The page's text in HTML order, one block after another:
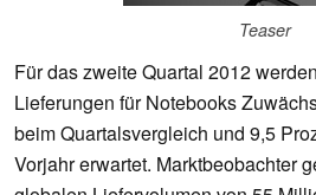
Teaser
Für das zweite Quartal 2012
Lieferungen für Notebooks
beim Quartalsvergleich und 9,5
Vorjahr erwartet. Marktbeobachter